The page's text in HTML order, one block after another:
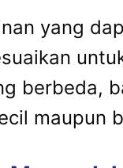
yang
berbeda,
maupun